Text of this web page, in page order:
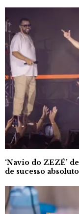
‘Navio do ZEZÉ’
de sucesso absoluto